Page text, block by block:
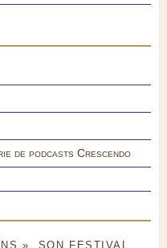
de podcasts Crescendo
», SON FESTIVAL